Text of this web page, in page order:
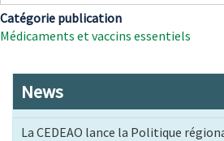
Catégorie publication
Médicaments et vaccins essentiels
News
La CEDEAO lance la Politique